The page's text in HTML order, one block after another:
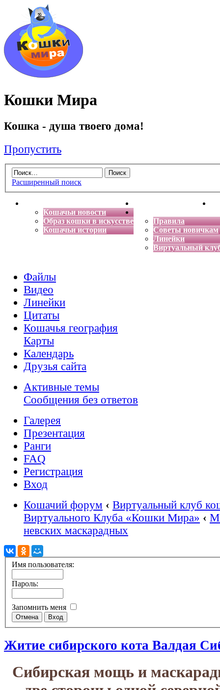
Кошки Мира
Кошка - душа твоего дома!
Пропустить
Расширенный поиск
Кошачьи новости
Образ кошки в искусстве
Кошачьи истории
Энциклопедия кошек
Правила
Советы новичкам
Линейки
Виртуальный
Файлы
Видео
Линейки
Цитаты
Кошачья география
Карты
Календарь
Друзья сайта
Активные темы
Сообщения без ответов
Галерея
Презентация
Ранги
FAQ
Регистрация
Вход
Кошачий форум ‹ Виртуальный клуб
Виртуального Клуба «Кошки Мира» ‹
невских маскарадных
Имя пользователя:
Пароль:
Запомнить меня
Житие сибирского кота Валдая
Сибирская мощь и